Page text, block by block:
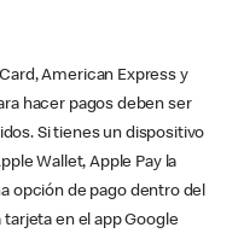
American Express y
hacer pagos deben ser
Si tienes un dispositivo
Wallet, Apple Pay la
opción de pago dentro del
tarjeta en el app Google